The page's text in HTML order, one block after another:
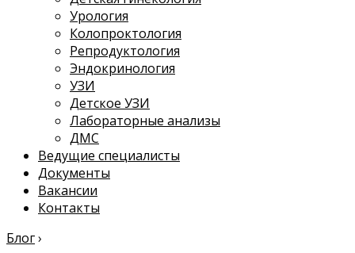
Урология
Колопроктология
Репродуктология
Эндокринология
УЗИ
Детское УЗИ
Лабораторные анализы
ДМС
Ведущие специалисты
Документы
Вакансии
Контакты
Блог›